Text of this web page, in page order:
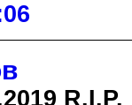
R.I.P.